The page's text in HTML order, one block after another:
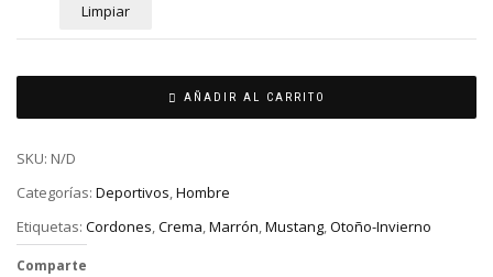
Limpiar
AÑADIR AL CARRITO
SKU: N/D
Categorías: Deportivos,Hombre
Etiquetas: Cordones,Crema,Marrón,Mustang,Otoño-Invierno
Comparte